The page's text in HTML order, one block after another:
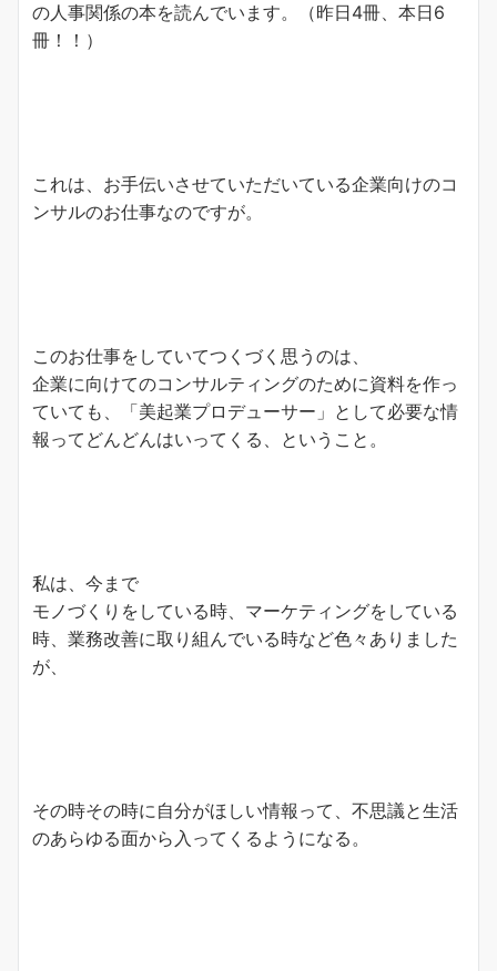
の人事関係の本を読んでいます。（昨日4冊、本日6
冊！！）
これは、お手伝いさせていただいている企業向けのコ
ンサルのお仕事なのですが。
このお仕事をしていてつくづく思うのは、
企業に向けてのコンサルティングのために資料を作っ
ていても、「美起業プロデューサー」として必要な情
報ってどんどんはいってくる、ということ。
私は、今まで
モノづくりをしている時、マーケティングをしている
時、業務改善に取り組んでいる時など色々ありました
が、
その時その時に自分がほしい情報って、不思議と生活
のあらゆる面から入ってくるようになる。